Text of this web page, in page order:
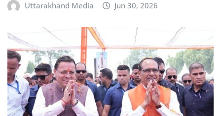
Uttarakhand Media Jun 30, 2026